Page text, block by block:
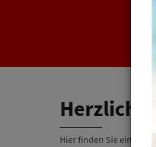
Herzlich
Hier finden Sie eine